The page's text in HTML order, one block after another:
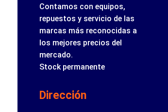
Contamos con equipos,
repuestos y servicio de las
marcas más reconocidas a
los mejores precios del
mercado.
Stock permanente
Dirección